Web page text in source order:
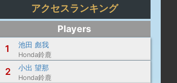
アクセスランキング
Players
1
池田 彪我
Honda鈴鹿
2 小出 望那
Honda鈴鹿